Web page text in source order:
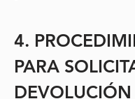
4.
PARA
DEVOLUCIÓN